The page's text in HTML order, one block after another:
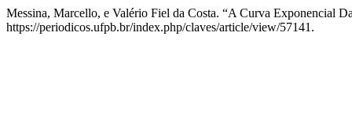
Messina, Marcello, e Valério Fiel da Costa. “A Curva Exponencial
https://periodicos.ufpb.br/index.php/claves/article/view/57141.